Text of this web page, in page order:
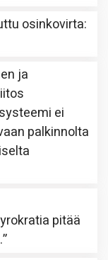
osinkovirta:
ja
ei
palkinnolta
pitää
”